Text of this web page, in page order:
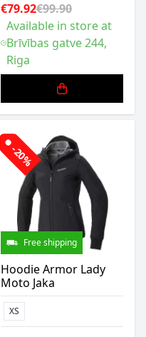
€79.92€99.90
Available in store at
Brīvības gatve 244,
Riga
-20%
Free shipping
Hoodie Armor Lady
Moto Jaka
XS